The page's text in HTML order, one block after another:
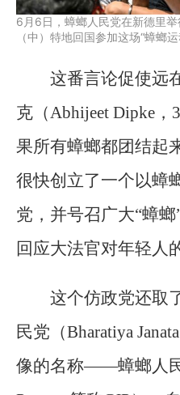
6月6日，蟑螂人民党在新德里
（中）特地回国参加这场“蟑螂运
这番言论促使远
克（Abhijeet Dipke，
果所有蟑螂都团结起
很快创立了一个以蟑
党，并号召广大“蟑
回应大法官对年轻人
这个仿政党还取
民党（Bharatiya
像的名称——蟑螂人民